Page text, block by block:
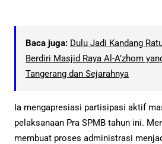
Baca juga: Dulu Jadi Kandang
Berdiri Masjid Raya Al-A’zhom
Tangerang dan Sejarahnya
Ia mengapresiasi partisipasi aktif
pelaksanaan Pra SPMB tahun ini.
membuat proses administrasi